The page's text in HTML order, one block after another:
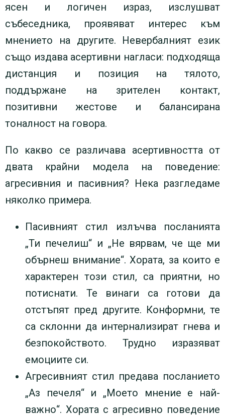
ясен и логичен израз, изслушват
събеседника, проявяват интерес към
мнението на другите. Невербалният език
също издава асертивни нагласи: подходяща
дистанция и позиция на тялото,
поддържане на зрителен контакт,
позитивни жестове и балансирана
тоналност на говора.
По какво се различава асертивността от
двата крайни модела на поведение:
агресивния и пасивния? Нека разгледаме
няколко примера.
Пасивният стил излъчва посланията
„Ти печелиш“ и „Не вярвам, че ще ми
обърнеш внимание“. Хората, за които е
характерен този стил, са приятни, но
потиснати. Те винаги са готови да
отстъпят пред другите. Конформни, те
са склонни да интернализират гнева и
безпокойството. Трудно изразяват
емоциите си.
Агресивният стил предава посланието
„Аз печеля“ и „Моето мнение е най-
важно“. Хората с агресивно поведение